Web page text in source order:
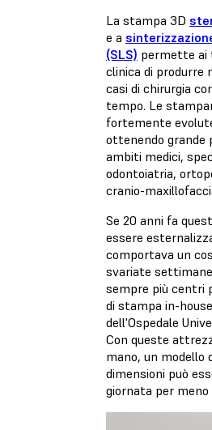
La stampa 3D
e a
(SLS) permette ai
clinica di produrre
casi di chirurgia
tempo. Le
fortemente
ottenendo grande
ambiti medici,
odontoiatria,
cranio-
Se 20 anni fa
essere
comportava un
svariate
sempre più centri
di stampa in-
dell'Ospedale
Con queste
mano, un modello
dimensioni può
giornata per meno